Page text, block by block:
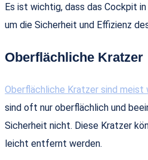
Es ist wichtig, dass das Cockpit
um die Sicherheit und Effizienz
Oberflächliche Kratzer
Oberflächliche Kratzer sind meist
sind oft nur oberflächlich und
Sicherheit nicht. Diese Kratzer
leicht entfernt werden.